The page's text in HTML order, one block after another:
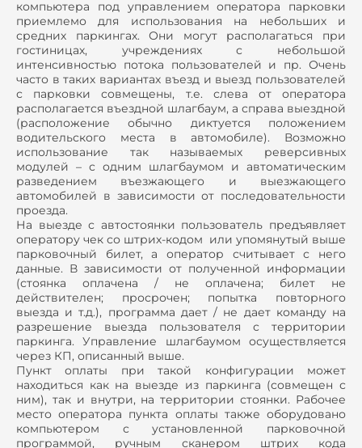
компьютера под управлением оператора парковки
приемлемо для использования на небольших и
средних паркингах. Они могут располагаться при
гостиницах, учреждениях с небольшой
интенсивностью потока пользователей и пр. Очень
часто в таких вариантах въезд и выезд пользователей
с парковки совмещены, т.е. слева от оператора
располагается въездной шлагбаум, а справа выездной
(расположение обычно диктуется положением
водительского места в автомобиле). Возможно
использование так называемых реверсивных
модулей – с одним шлагбаумом и автоматическим
разведением въезжающего и выезжающего
автомобилей в зависимости от последовательности
проезда.
На выезде с автостоянки пользователь предъявляет
оператору чек со штрих-кодом или упомянутый выше
парковочный билет, а оператор считывает с него
данные. В зависимости от полученной информации
(стоянка оплачена / не оплачена; билет не
действителен; просрочен; попытка повторного
выезда и т.д.), программа дает / не дает команду на
разрешение выезда пользователя с территории
паркинга. Управление шлагбаумом осуществляется
через КП, описанный выше.
Пункт оплаты при такой конфигурации может
находиться как на выезде из паркинга (совмещен с
ним), так и внутри, на территории стоянки. Рабочее
место оператора пункта оплаты также оборудовано
компьютером с установленной парковочной
программой, ручным сканером штрих кода